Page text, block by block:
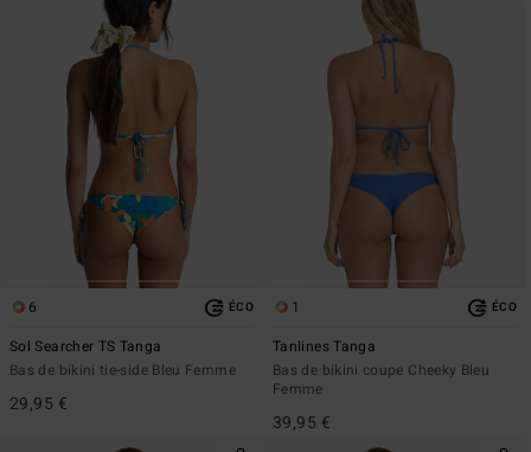
6 ÉCO
Sol Searcher TS Tanga
Bas de bikini tie-side Bleu Femme
29,95 €
1 ÉCO
Tanlines Tanga
Bas de bikini coupe Cheeky Bleu
Femme
39,95 €